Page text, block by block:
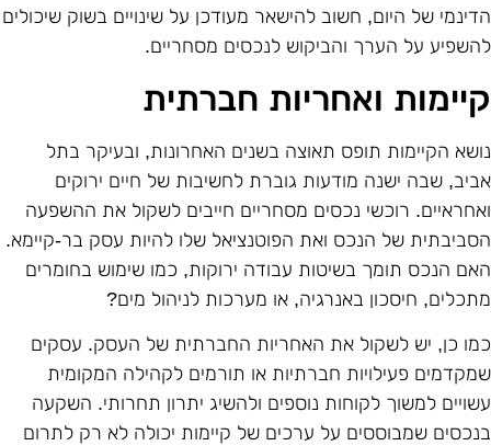
של היום, חשוב להישאר מעודכן על שינויים בשוק שיכולים
על הערך והביקוש לנכסים מסחריים.
ואחריות חברתית
הקיימות תופס תאוצה בשנים האחרונות, ובעיקר בתל
שבה ישנה מודעות גוברת לחשיבות של חיים ירוקים
רוכשי נכסים מסחריים חייבים לשקול את ההשפעה
של הנכס ואת הפוטנציאל שלו להיות עסק בר-קיימא.
הנכס תומך בשיטות עבודה ירוקות, כמו שימוש בחומרים
חיסכון באנרגיה, או מערכות לניהול מים?
כן, יש לשקול את האחריות החברתית של העסק. עסקים
פעילויות חברתיות או תורמים לקהילה המקומית
למשוך לקוחות נוספים ולהשיג יתרון תחרותי. השקעה
שמבוססים על ערכים של קיימות יכולה לא רק לתרום